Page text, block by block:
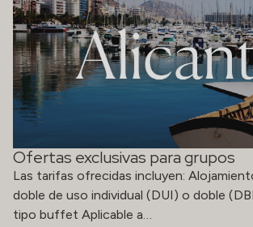
LEER ARTÍCULO
La escapada de Semana Santa
destinos para reconectar con lo